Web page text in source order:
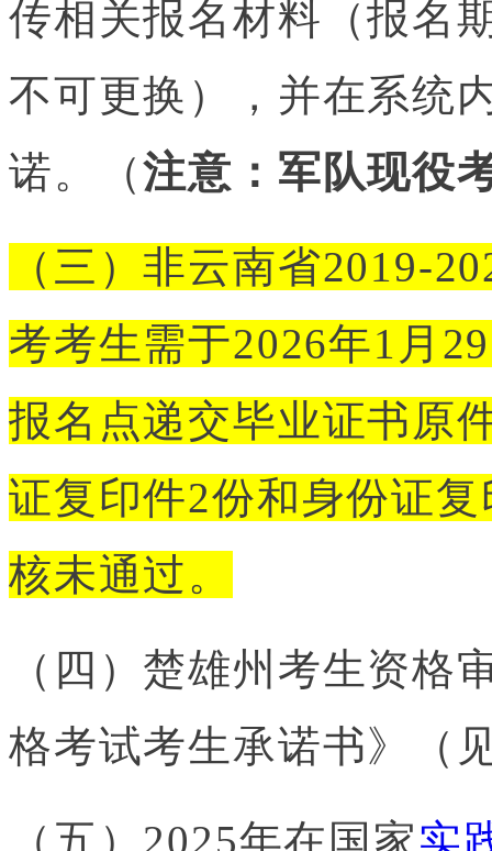
传相关报名材料（报名
不可更换），并在系统
诺。（注意：军队现役
（三）非云南省2019-
考考生需于2026年1月
报名点递交毕业证书原
证复印件2份和身份证
核未通过。
（四）楚雄州考生资格
格考试考生承诺书》（
（五）2025年在国家实